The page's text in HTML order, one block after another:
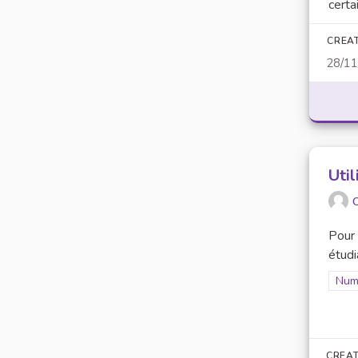
28/